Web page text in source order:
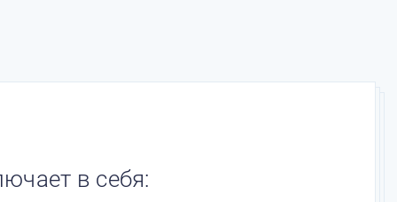
в себя: